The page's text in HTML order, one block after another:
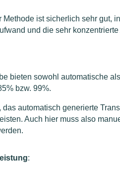
Methode ist sicherlich sehr gut,
und die sehr
bieten sowohl automatische
bzw. 99%.
automatisch generierte
Auch hier muss also
: